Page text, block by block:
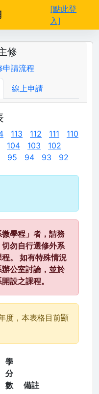
[點此登
入]
修
申請流程
線上申請
113 112 111
110
104 103
102
95 94 93
92
學程」者，請務
勿自行選修外系
。 如有特殊情況
公室討論，並於
設之課程。
度，本表格目前顯
學
分
數
備註